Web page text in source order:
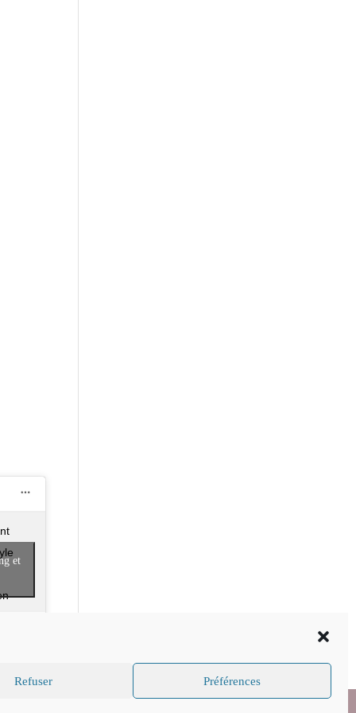
Refuser Préférences
(@myanmarvineyard) le8 Sept. 2015 à 9 :47 PDT
et